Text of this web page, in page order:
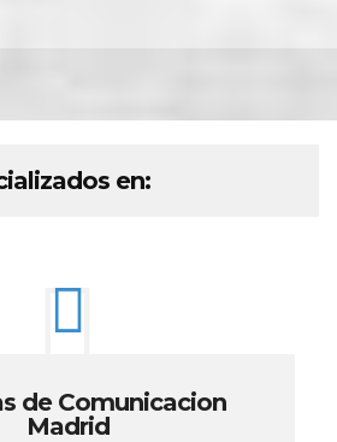
en:
de Comunicacion
Madrid